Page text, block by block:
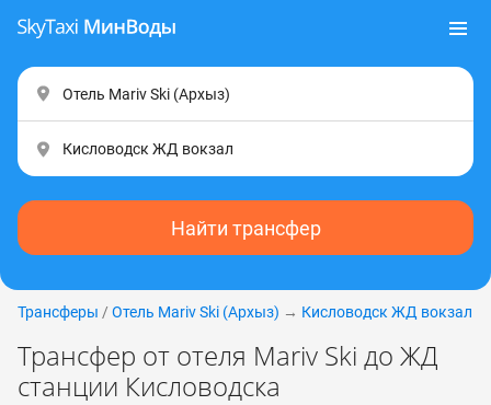
Найти трансфер
Трансферы / Отель Mariv Ski (Apxыз) → Кисловодск ЖД вокзал
Трансфер от отеля Mariv Ski до ЖД
станции Кисловодска